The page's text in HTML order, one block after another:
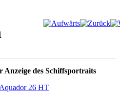
Anzeige des Schiffsportraits